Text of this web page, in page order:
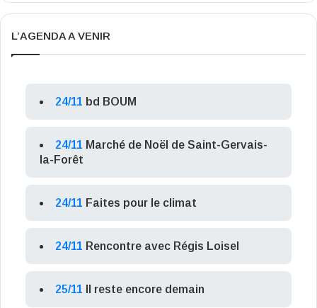
L’AGENDA A VENIR
24/11 bd BOUM
24/11 Marché de Noël de Saint-Gervais-
la-Forêt
24/11 Faites pour le climat
24/11 Rencontre avec Régis Loisel
25/11 Il reste encore demain